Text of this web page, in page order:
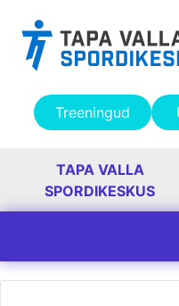
Treeningud
TAPA VALLA
SPORDIKESKUS
Peamine